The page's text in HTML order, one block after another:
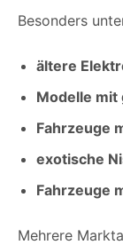
Besonders
ältere
Modelle mit
Fahrzeuge
exotische
Fahrzeuge
Mehrere